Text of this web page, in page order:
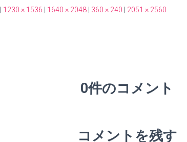
1230 × 1536 1640 × 2048 360 × 240 2051 × 2560
0件のコメント
コメントを残す